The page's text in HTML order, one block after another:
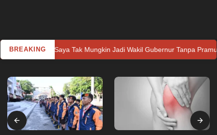
BREAKING
Saya Tak Mungkin Jadi Wakil Gubernur Tanpa Pramuka